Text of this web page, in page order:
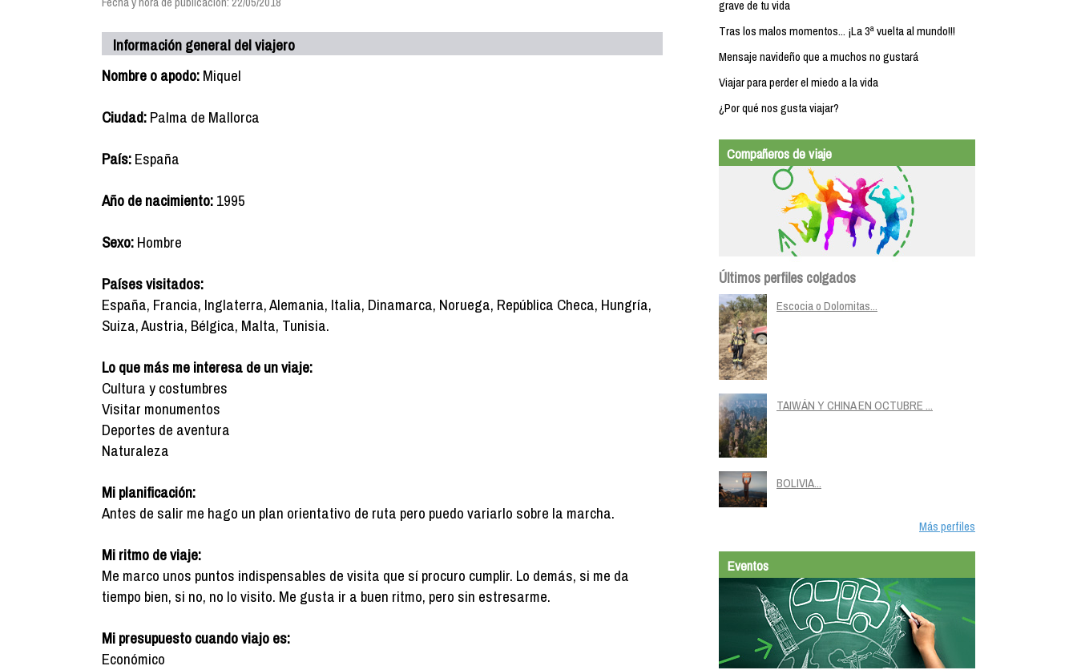
Información general del viajero
Nombre o apodo:Miquel
Ciudad:Palma de Mallorca
País:España
Año de nacimiento:1995
Sexo:Hombre
Países visitados:
España, Francia, Inglaterra, Alemania, Italia, Dinamarca, Noruega, República Checa, Hungría,
Suiza, Austria, Bélgica, Malta, Tunisia.
Lo que más me interesa de un viaje:
Cultura y costumbres
Visitar monumentos
Deportes de aventura
Naturaleza
Mi planificación:
Antes de salir me hago un plan orientativo de ruta pero puedo variarlo sobre la marcha.
Mi ritmo de viaje:
Me marco unos puntos indispensables de visita que sí procuro cumplir. Lo demás, si me da
tiempo bien, si no, no lo visito. Me gusta ir a buen ritmo, pero sin estresarme.
Mi presupuesto cuando viajo es:
Económico
grave de tu vida
Tras los malos momentos... ¡La 3ª vuelta al mundo!!!
Mensaje navideño que a muchos no gustará
Viajar para perder el miedo a la vida
¿Por qué nos gusta viajar?
Compañeros de viaje
Últimos perfiles colgados
Escocia o Dolomitas...
TAIWÁN Y CHINA EN OCTUBRE ...
BOLIVIA...
Más perfiles
Eventos